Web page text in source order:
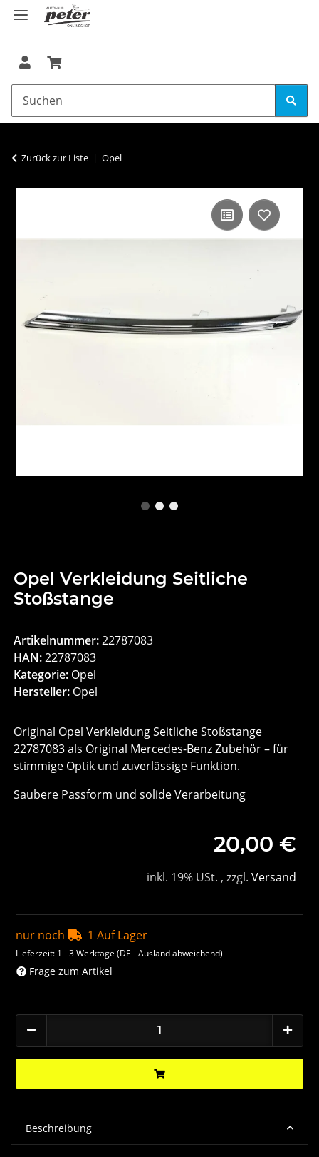
Zurück zur Liste Opel
Opel Verkleidung Seitliche
Stoßstange
Artikelnummer:22787083
HAN:22787083
Kategorie: Opel
Hersteller: Opel
Original Opel Verkleidung Seitliche Stoßstange
22787083 als Original Mercedes-Benz Zubehör – für
stimmige Optik und zuverlässige Funktion.
Saubere Passform und solide Verarbeitung
20,00 €
inkl. 19% USt. , zzgl. Versand
nur noch 1 Auf Lager
Lieferzeit: 1 - 3 Werktage(DE - Ausland abweichend)
Frage zum Artikel
Beschreibung